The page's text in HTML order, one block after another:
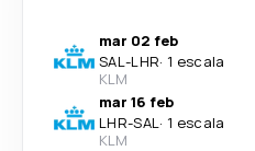
mar 02 feb
SAL-LHR· 1 escala
KLM
mar 16 feb
LHR-SAL· 1 escala
KLM